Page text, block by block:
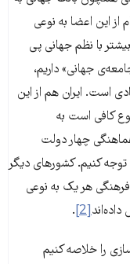
این اعضا به نوعی
با نظم جهانی پی
جهانی» داریم،
است. ایران هم از این
کافی است به
چهار دولت
توجه کنیم. کشورهای دیگر
هر یک به نوعی
[2]
.
را خلاصه کنیم